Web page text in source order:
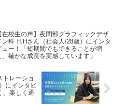
在校生の声】夜間部グラフィックデザ
ン科 H.Hさん（社会人/28歳）にインタ
ュー！「短期間でもできることが増
、確かな成長を実感しています」
トレーショ
にインタビ
、楽しく通